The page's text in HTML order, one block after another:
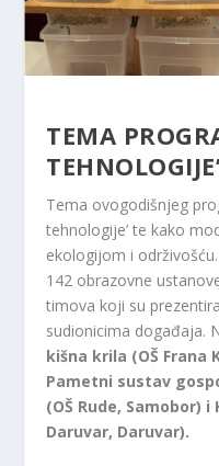
TEMA
Tema ovogodišnjeg
tehnologije’ te kako
ekologijom i
142 obrazovne
timova koji su
sudionicima događaja.
kišna krila (OŠ Frana
Pametni sustav
(OŠ Rude, Samobor)
Daruvar, Daruvar).